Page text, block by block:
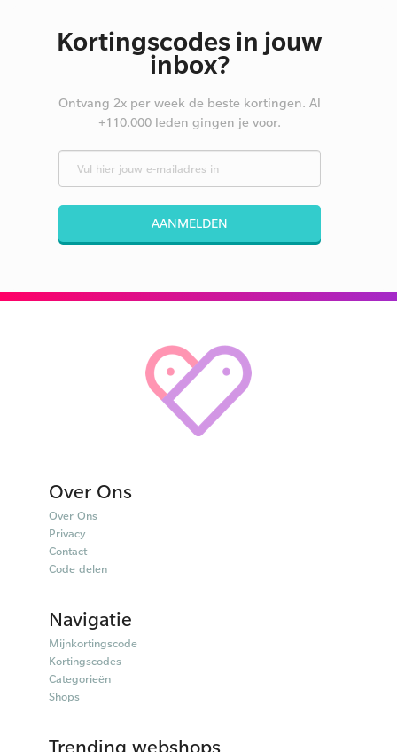
Kortingscodes in jouw
inbox?
Ontvang 2x per week de beste kortingen. Al
+110.000 leden gingen je voor.
AANMELDEN
Over Ons
Over Ons
Privacy
Contact
Code delen
Navigatie
Mijnkortingscode
Kortingscodes
Categorieën
Shops
Trending webshops